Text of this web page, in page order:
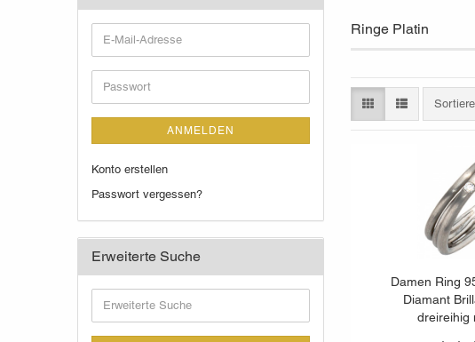
Ringe Platin
Damen Ring
Diamant
dreireihig
E-
Mail-
Adresse
Passwort
ANMELDEN
Konto erstellen
Passwort vergessen?
Erweiterte Suche
Suche